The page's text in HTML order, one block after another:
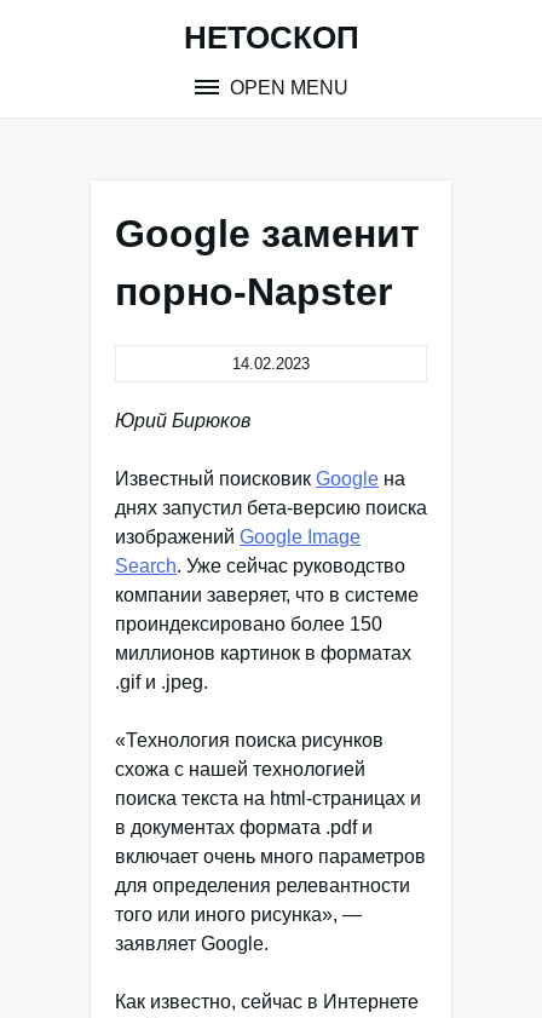
НЕТОСКОП
OPEN MENU
Google заменит
порно-Napster
14.02.2023
Юрий Бирюков
Известный поисковик Google на
днях запустил бета-версию поиска
изображений Google Image
Search. Уже сейчас руководство
компании заверяет, что в системе
проиндексировано более 150
миллионов картинок в форматах
.gif и .jpeg.
«Технология поиска рисунков
схожа с нашей технологией
поиска текста на html-страницах и
в документах формата .pdf и
включает очень много параметров
для определения релевантности
того или иного рисунка», —
заявляет Google.
Как известно, сейчас в Интернете